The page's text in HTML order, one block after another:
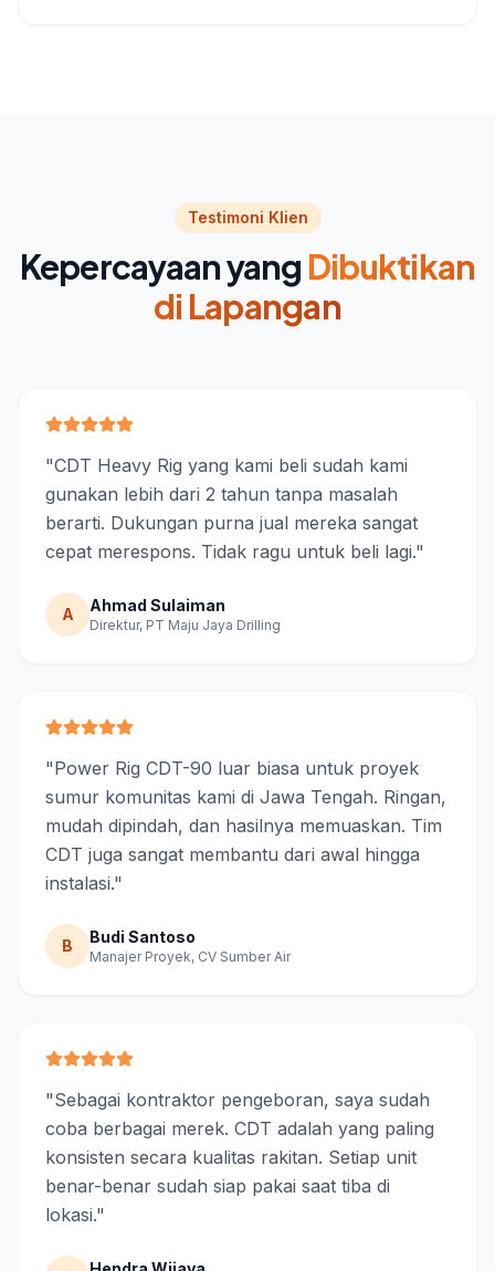
Testimoni Klien
Kepercayaan yang Dibuktikan
di Lapangan
"CDT Heavy Rig yang kami beli sudah kami
gunakan lebih dari 2 tahun tanpa masalah
berarti. Dukungan purna jual mereka sangat
cepat merespons. Tidak ragu untuk beli lagi."
A Ahmad Sulaiman
Direktur, PT Maju Jaya Drilling
"Power Rig CDT-90 luar biasa untuk proyek
sumur komunitas kami di Jawa Tengah. Ringan,
mudah dipindah, dan hasilnya memuaskan. Tim
CDT juga sangat membantu dari awal hingga
instalasi."
B Budi Santoso
Manajer Proyek, CV Sumber Air
"Sebagai kontraktor pengeboran, saya sudah
coba berbagai merek. CDT adalah yang paling
konsisten secara kualitas rakitan. Setiap unit
benar-benar sudah siap pakai saat tiba di
lokasi."